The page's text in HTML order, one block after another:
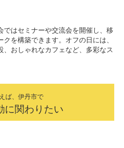
ではセミナーや交流会を開催し、移
を構築できます。オフの日には、
、おしゃれなカフェなど、多彩なス
ば、伊丹市で
に関わりたい